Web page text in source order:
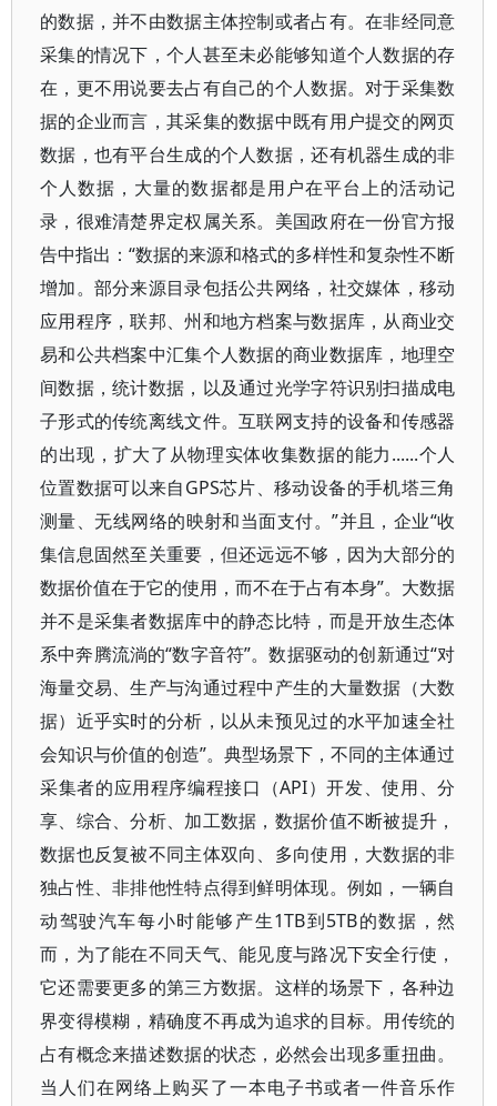
的数据，并不由数据主体控制或者占有。在非经同意
采集的情况下，个人甚至未必能够知道个人数据的存
在，更不用说要去占有自己的个人数据。对于采集数
据的企业而言，其采集的数据中既有用户提交的网页
数据，也有平台生成的个人数据，还有机器生成的非
个人数据，大量的数据都是用户在平台上的活动记
录，很难清楚界定权属关系。美国政府在一份官方报
告中指出：“数据的来源和格式的多样性和复杂性不断
增加。部分来源目录包括公共网络，社交媒体，移动
应用程序，联邦、州和地方档案与数据库，从商业交
易和公共档案中汇集个人数据的商业数据库，地理空
间数据，统计数据，以及通过光学字符识别扫描成电
子形式的传统离线文件。互联网支持的设备和传感器
的出现，扩大了从物理实体收集数据的能力......个人
位置数据可以来自GPS芯片、移动设备的手机塔三角
测量、无线网络的映射和当面支付。”并且，企业“收
集信息固然至关重要，但还远远不够，因为大部分的
数据价值在于它的使用，而不在于占有本身”。大数据
并不是采集者数据库中的静态比特，而是开放生态体
系中奔腾流淌的“数字音符”。数据驱动的创新通过“对
海量交易、生产与沟通过程中产生的大量数据（大数
据）近乎实时的分析，以从未预见过的水平加速全社
会知识与价值的创造”。典型场景下，不同的主体通过
采集者的应用程序编程接口（API）开发、使用、分
享、综合、分析、加工数据，数据价值不断被提升，
数据也反复被不同主体双向、多向使用，大数据的非
独占性、非排他性特点得到鲜明体现。例如，一辆自
动驾驶汽车每小时能够产生1TB到5TB的数据，然
而，为了能在不同天气、能见度与路况下安全行使，
它还需要更多的第三方数据。这样的场景下，各种边
界变得模糊，精确度不再成为追求的目标。用传统的
占有概念来描述数据的状态，必然会出现多重扭曲。
当人们在网络上购买了一本电子书或者一件音乐作